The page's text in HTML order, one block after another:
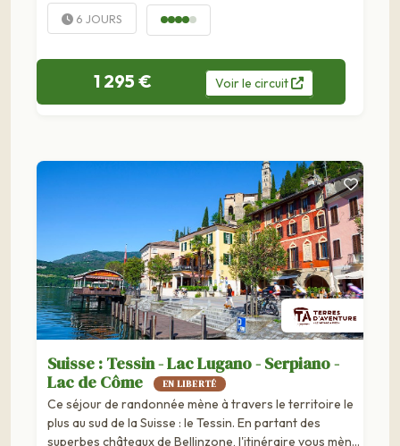
des vallées magnifiques...
6 JOURS
1 295 € Voirle circuit
Suisse : Tessin - Lac Lugano - Serpiano -
Lac de Côme
EN LIBERTÉ
Ce séjour de randonnée mène à travers le territoire le
plus au sud de la Suisse : le Tessin. En partant des
superbes châteaux de Bellinzone, l'itinéraire vous mène